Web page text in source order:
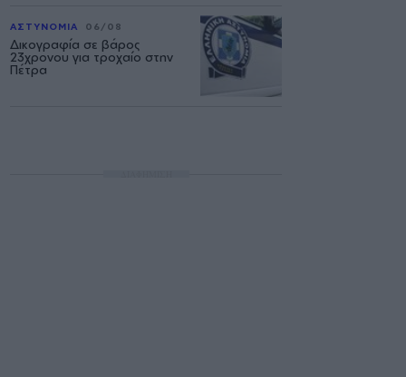
ΑΣΤΥΝΟΜΙΑ 06/08
Δικογραφία σε βάρος
23χρονου για τροχαίο στην
Πέτρα